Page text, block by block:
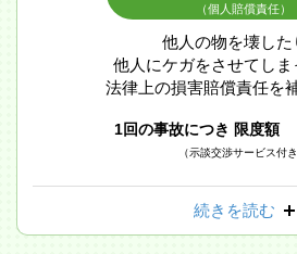
（個人賠償責任）
他人の物を壊した
他人にケガをさせてし
法律上の損害賠償責任を
1回の事故につき 限度額
（示談交渉サービス付き
続きを読む